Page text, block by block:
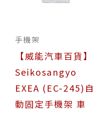
手機架
【威能汽車百貨】
Seikosangyo
EXEA (EC-245)自
動固定手機架 車